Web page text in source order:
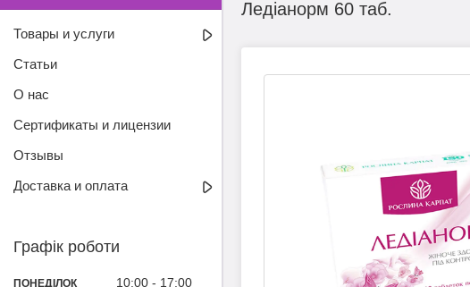
Ледіанорм 60 таб.
Товары и услуги
Статьи
О нас
Сертификаты и лицензии
Отзывы
Доставка и оплата
Графік роботи
ПОНЕДІЛОК 10:00 17:00